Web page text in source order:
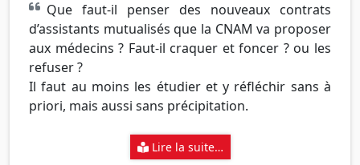
Que faut-il penser des nouveaux contrats
d’assistants mutualisés que la CNAM va proposer
aux médecins ? Faut-il craquer et foncer ? ou les
refuser ?
Il faut au moins les étudier et y réfléchir sans à
priori, mais aussi sans précipitation.
Lire la suite…